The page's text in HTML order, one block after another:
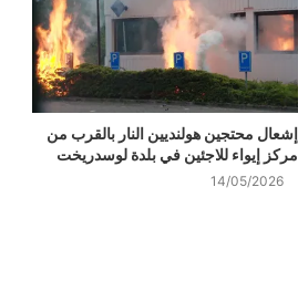
إشعال محتجين هولنديين النار بالقرب من
مركز إيواء للاجئين في بلدة لوسدريخت
14/05/2026